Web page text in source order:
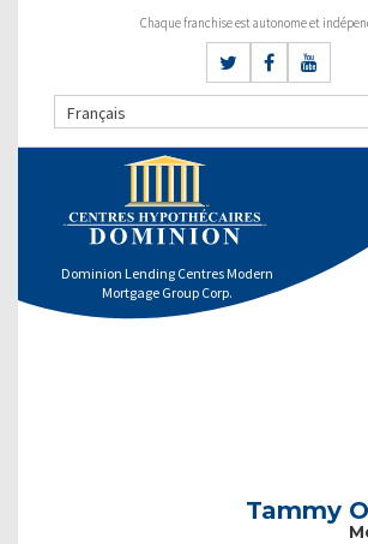
Chaque franchise est autonome et
Français
Dominion Lending Centres Modern
Mortgage Group Corp.
Tammy